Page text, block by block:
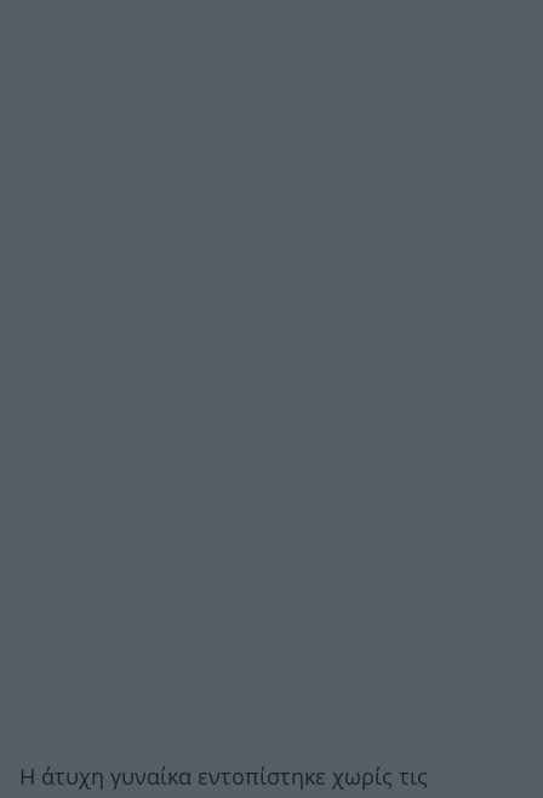
Η άτυχη γυναίκα εντοπίστηκε χωρίς τις